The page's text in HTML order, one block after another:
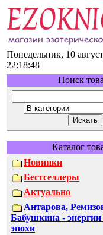
Понедельник, 10
22:18:48
Поиск
Каталог
Новинки
Бестселлеры
Актуально
Антарова,
Бабушкина - энергии
эпохи